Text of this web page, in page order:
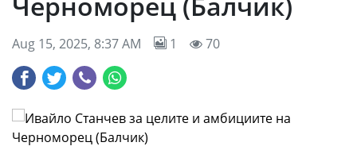
Aug 15, 2025, 8:37 AM 1 70